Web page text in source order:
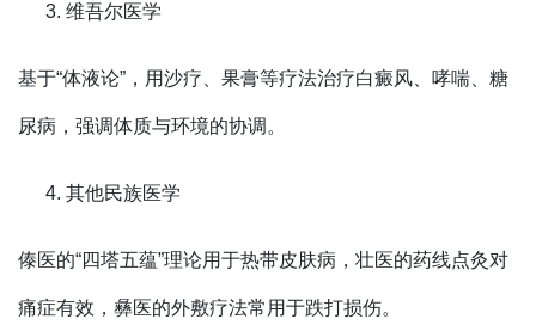
维吾尔医学
基于“体液论”，用沙疗、果膏等疗法治疗白癜风、哮喘、糖
尿病，强调体质与环境的协调。
其他民族医学
傣医的“四塔五蕴”理论用于热带皮肤病，壮医的药线点灸对
痛症有效，彝医的外敷疗法常用于跌打损伤。